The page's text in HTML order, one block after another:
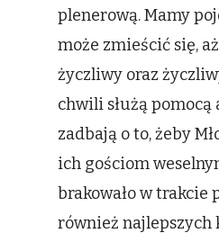
plenerową. Mamy
może zmieścić się,
życzliwy oraz
chwili służą pomocą
zadbają o to, żeby
ich gościom
brakowało w trakcie
również najlepszych